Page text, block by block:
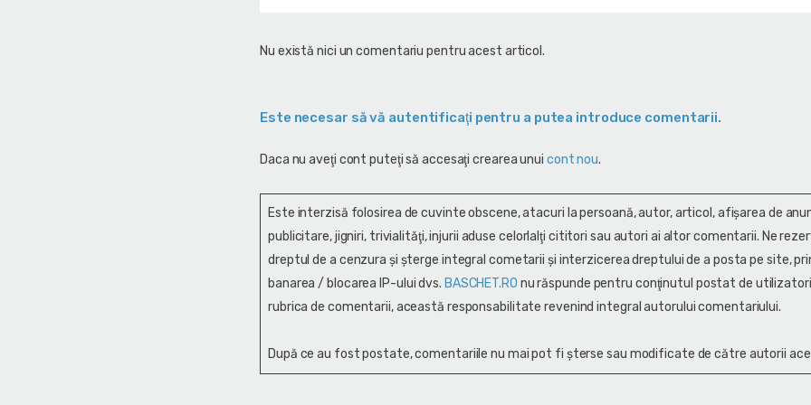
Nu există nici un comentariu pentru acest articol.
Este necesar să vă autentificaţi pentru a putea introduce comentarii.
Daca nu aveţi cont puteţi să accesaţi crearea unui cont nou.
Este interzisă folosirea de cuvinte obscene, atacuri la persoană, autor, articol, afişarea de
publicitare, jigniri, trivialităţi, injurii aduse celorlalţi cititori sau autori ai altor comentarii. Ne
dreptul de a cenzura și şterge integral cometarii și interzicerea dreptului de a posta pe site,
banarea / blocarea IP-ului dvs. BASCHET.RO nu răspunde pentru conţinutul postat de
rubrica de comentarii, această responsabilitate revenind integral autorului comentariului.
După ce au fost postate, comentariile nu mai pot fi șterse sau modificate de către autorii